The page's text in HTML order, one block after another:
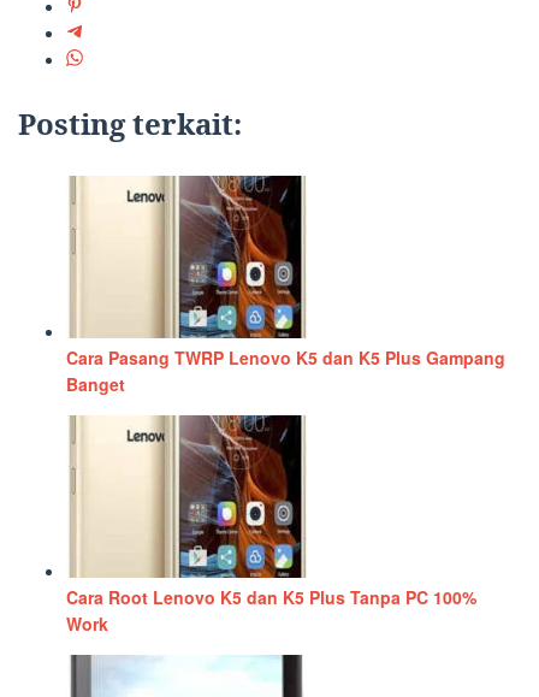
Posting terkait:
Cara Pasang TWRP Lenovo K5 dan K5 Plus Gampang
Banget
Cara Root Lenovo K5 dan K5 Plus Tanpa PC 100%
Work